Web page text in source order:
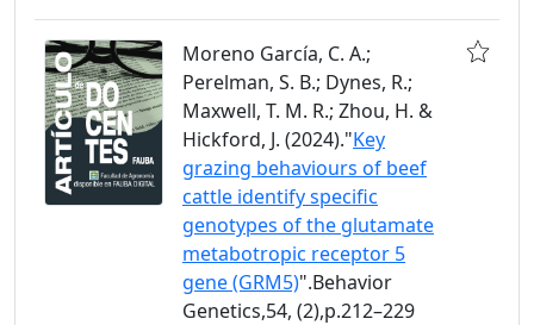
Moreno García, C. A.;
Perelman, S. B.; Dynes, R.;
Maxwell, T. M. R.; Zhou, H. &
Hickford, J. (2024)."Key
grazing behaviours of beef
cattle identify specific
genotypes of the glutamate
metabotropic receptor 5
gene (GRM5)".Behavior
Genetics,54, (2),p.212–229